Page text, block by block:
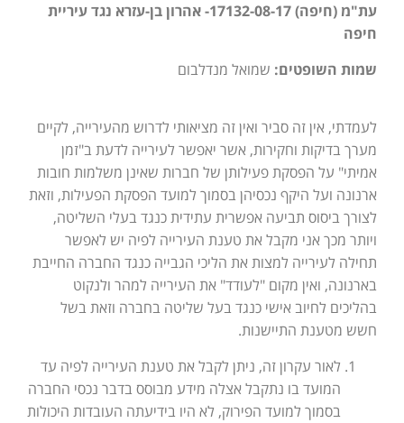
עת"מ (חיפה) 17132-08-17- אהרון בן-עזרא נגד עיריית
חיפה
שמות השופטים: שמואל מנדלבום
לעמדתי, אין זה סביר ואין זה מציאותי לדרוש מהעירייה, לקיים
מערך בדיקות וחקירות, אשר יאפשר לעירייה לדעת ב"זמן
אמיתי" על הפסקת פעילותן של חברות שאינן משלמות חובות
ארנונה ועל היקף נכסיהן בסמוך למועד הפסקת הפעילות, וזאת
לצורך ביסוס תביעה אפשרית עתידית כנגד בעלי השליטה,
ויותר מכך אני מקבל את טענת העירייה לפיה יש לאפשר
תחילה לעירייה למצות את הליכי הגבייה כנגד החברה החייבת
בארנונה, ואין מקום "לעודד" את העירייה למהר ולנקוט
בהליכים לחיוב אישי כנגד בעל שליטה בחברה וזאת בשל
חשש מטענת התיישנות.
לאור עקרון זה, ניתן לקבל את טענת העירייה לפיה עד
המועד בו נתקבל אצלה מידע מבוסס בדבר נכסי החברה
בסמוך למועד הפירוק, לא היו בידיעתה העובדות היכולות